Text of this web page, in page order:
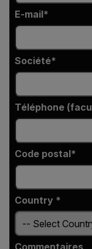
E-mail
Société
Téléphone
Code postal*
Country *